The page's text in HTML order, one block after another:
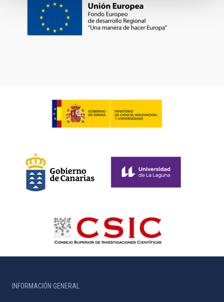
INFORMACIÓN GENERAL